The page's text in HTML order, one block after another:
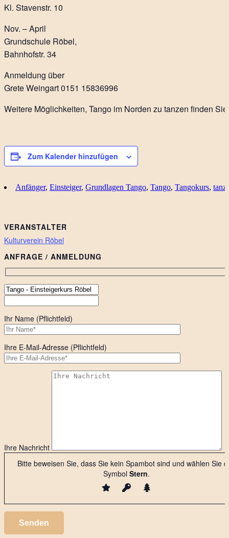
Kl. Stavenstr. 10
Nov. – April
Grundschule Röbel,
Bahnhofstr. 34
Anmeldung über
Grete Weingart 0151 15836996
Weitere Möglichkeiten, Tango im Norden zu tanzen finden Sie
Zum Kalender hinzufügen
Anfänger, Einsteiger, Grundlagen Tango, Tango, Tangokurs,
VERANSTALTER
Kulturverein Röbel
ANFRAGE / ANMELDUNG
Ihr Name (Pflichtfeld)
Ihre E-Mail-Adresse (Pflichtfeld)
Ihre Nachricht
Bitte beweisen Sie, dass Sie kein Spambot sind und wählen Sie
Symbol Stern.